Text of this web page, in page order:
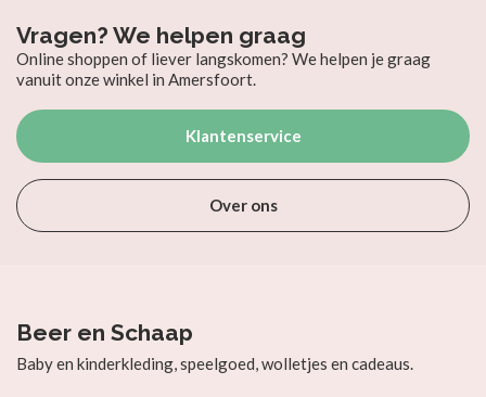
Vragen? We helpen graag
Online shoppen of liever langskomen? We helpen je graag
vanuit onze winkel in Amersfoort.
Klantenservice
Over ons
Beer en Schaap
Baby en kinderkleding, speelgoed, wolletjes en cadeaus.